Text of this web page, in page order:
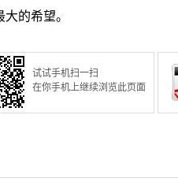
的希望。
试试手机扫一扫
在你手机上继续浏览此页面